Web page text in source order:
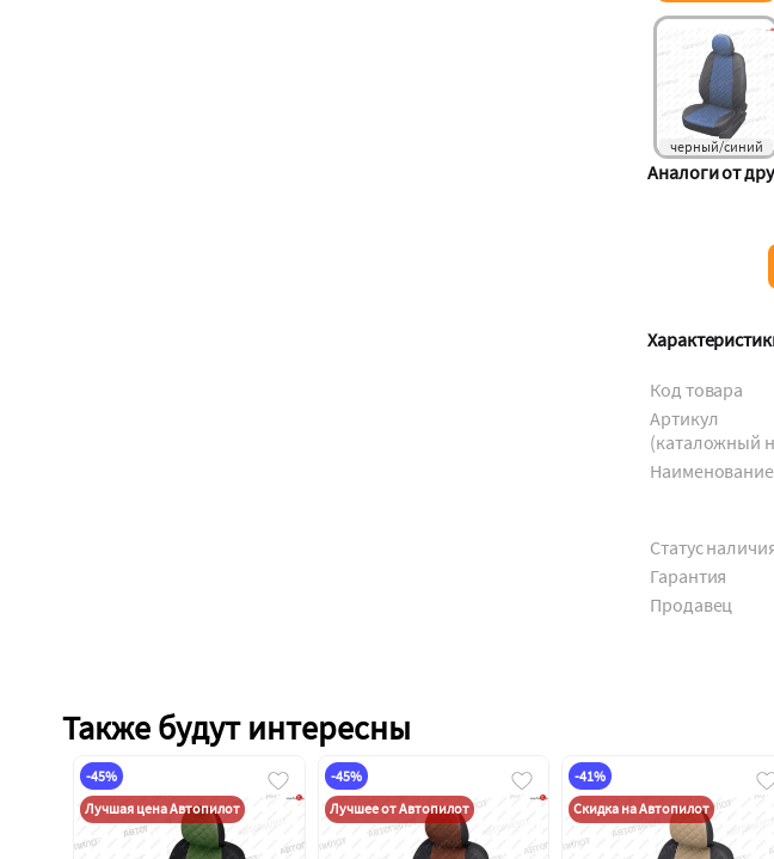
черный/синий
Аналоги от
Код товара
Артикул
(каталожный
Наименование
Статус
Гарантия
Продавец
Также будут интересны
-45%
Лучшая цена Автопилот
-45%
Лучшее от Автопилот
-41%
Скидка на Автопилот